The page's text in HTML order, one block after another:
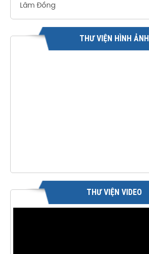
Lâm Đồng
THƯ VIỆN HÌNH ẢNH
THƯ VIỆN VIDEO